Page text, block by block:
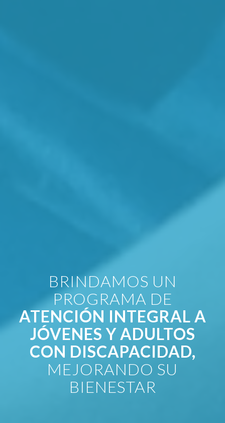
BRINDAMOS UN
PROGRAMA DE
ATENCIÓN INTEGRAL A
JÓVENES Y ADULTOS
CON DISCAPACIDAD,
MEJORANDO SU
BIENESTAR